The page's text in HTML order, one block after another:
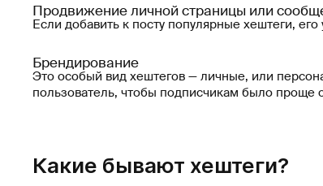
Продвижение личной страницы или
Если добавить к посту популярные хештеги,
Брендирование
Это особый вид хештегов — личные, или
пользователь, чтобы подписчикам было проще
Какие бывают хештеги?